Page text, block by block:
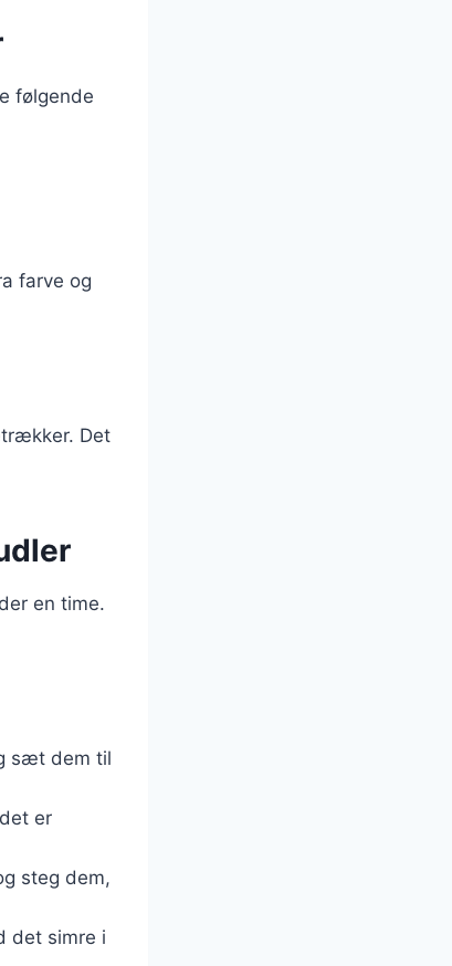
følgende
farve og
Det
en time.
sæt dem til
er
steg dem,
det simre i